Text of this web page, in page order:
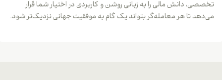
تخصصی، دانش مالی را به زبانی روشن و کاربردی در اختیار شما قرار
می‌دهد تا هر معامله‌گر بتواند یک گام به موفقیت جهانی نزدیک‌تر شود.